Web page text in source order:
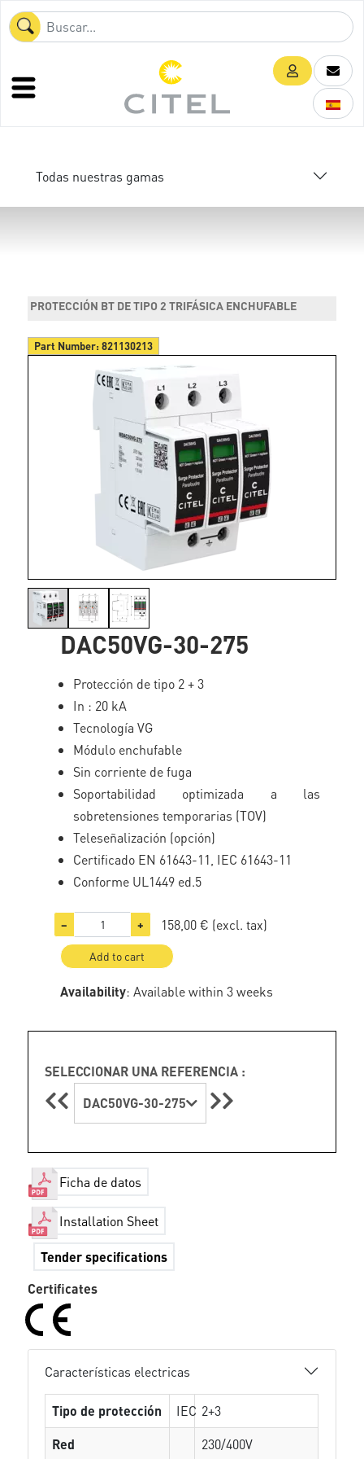
Todas nuestras gamas
PROTECCIÓN BT DE TIPO 2 TRIFÁSICA ENCHUFABLE
Part Number:821130213
DAC50VG-30-275
Protección de tipo 2 + 3
In : 20 kA
Tecnología VG
Módulo enchufable
Sin corriente de fuga
Soportabilidad optimizada a las
sobretensiones temporarias (TOV)
Teleseñalización (opción)
Certificado EN 61643-11, IEC 61643-11
Conforme UL1449 ed.5
− + 158,00 € (excl. tax)
Add to cart
Availability: Available within 3 weeks
SELECCIONAR UNA REFERENCIA :
DAC50VG-30-275
Ficha de datos
Installation Sheet
Tender specifications
Certificates
Características electricas
Tipo de protección IEC 2+3
Red
230/400V